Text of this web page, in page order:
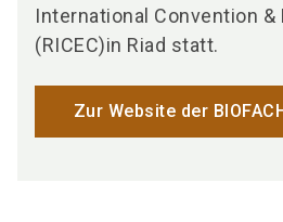
International Convention
(RICEC)in Riad statt.
Zur Website der